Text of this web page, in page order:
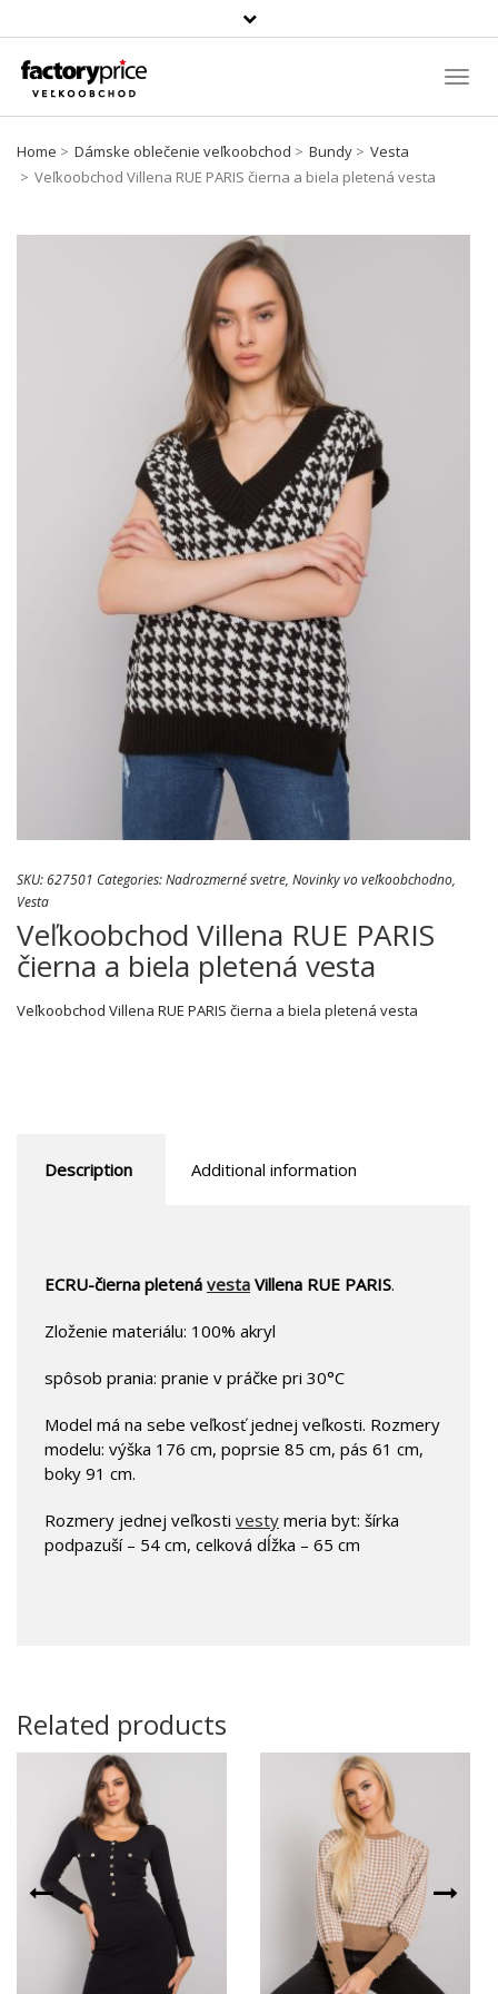
Szukaj
produktu
Home Dámske oblečenie veľkoobchod Bundy
Vesta
Veľkoobchod Villena RUE PARIS čierna a biela pletená vesta
SKU:627501 Categories:Nadrozmerné svetre, Novinky vo veľkoobchodno,
Vesta
Veľkoobchod Villena RUE PARIS
čierna a biela pletená vesta
Veľkoobchod Villena RUE PARIS čierna a biela pletená vesta
Description Additional information
ECRU-čierna pletená vesta Villena RUE PARIS.
Zloženie materiálu: 100% akryl
spôsob prania: pranie v práčke pri 30°C
Model má na sebe veľkosť jednej veľkosti. Rozmery
modelu: výška 176 cm, poprsie 85 cm, pás 61 cm,
boky 91 cm.
Rozmery jednej veľkosti vesty meria byt: šírka
podpazuší – 54 cm, celková dĺžka – 65 cm
Related products